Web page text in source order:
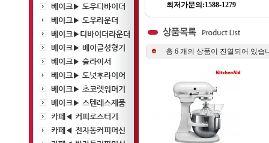
베이크▶ 도우디바이더
베이크▶ 도우라운더
베이크▶디바이더라운더
베이크▶ 베이글성형기
베이크▶ 슬라이서
베이크▶ 도넛후라이어
베이크▶ 초코렛워머기
베이크▶ 스텐레스제품
카페◀ 커피로스터기
카페◀ 전자동커피머신
최저가문의:1588-1279
총 6 개의 상품이 진열되어 있습